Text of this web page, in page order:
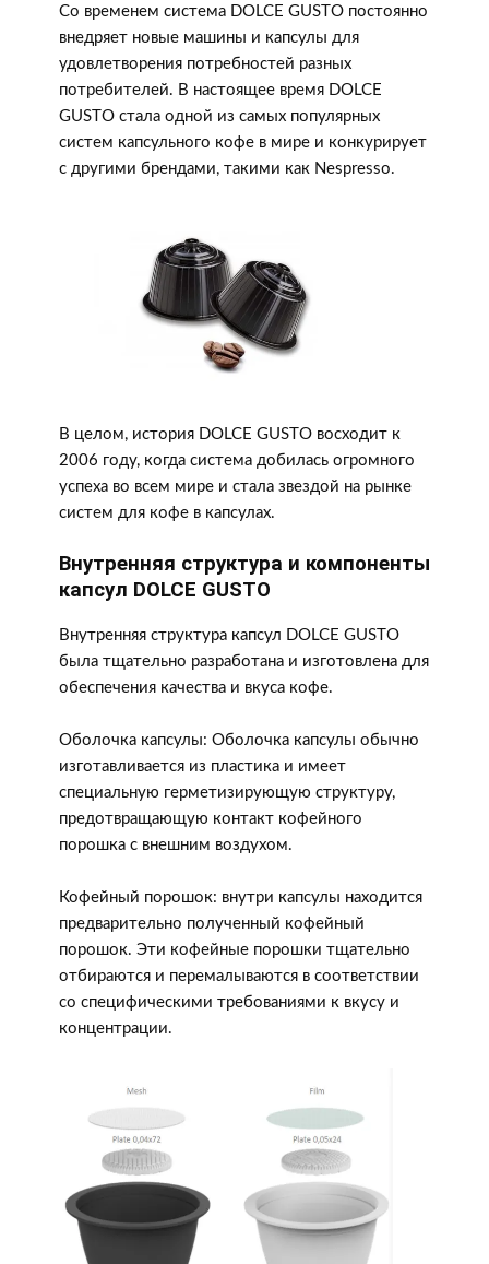
Со временем система DOLCE GUSTO постоянно
внедряет новые машины и капсулы для
удовлетворения потребностей разных
потребителей. В настоящее время DOLCE
GUSTO стала одной из самых популярных
систем капсульного кофе в мире и конкурирует
с другими брендами, такими как Nespresso.
В целом, история DOLCE GUSTO восходит к
2006 году, когда система добилась огромного
успеха во всем мире и стала звездой на рынке
систем для кофе в капсулах.
Внутренняя структура и компоненты
капсул DOLCE GUSTO
Внутренняя структура капсул DOLCE GUSTO
была тщательно разработана и изготовлена ​​для
обеспечения качества и вкуса кофе.
Оболочка капсулы: Оболочка капсулы обычно
изготавливается из пластика и имеет
специальную герметизирующую структуру,
предотвращающую контакт кофейного
порошка с внешним воздухом.
Кофейный порошок: внутри капсулы находится
предварительно полученный кофейный
порошок. Эти кофейные порошки тщательно
отбираются и перемалываются в соответствии
со специфическими требованиями к вкусу и
концентрации.